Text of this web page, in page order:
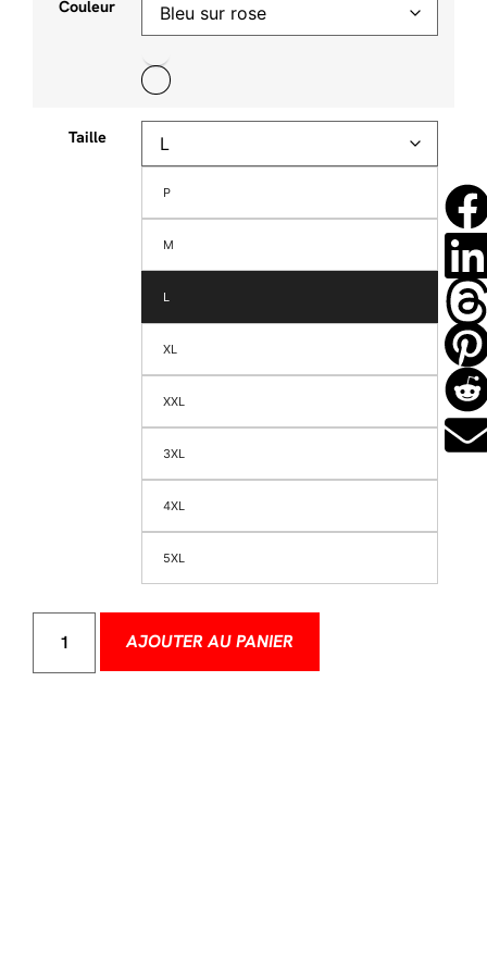
Couleur
Taille
P
M
L
XL
XXL
3XL
4XL
5XL
AJOUTER AU PANIER